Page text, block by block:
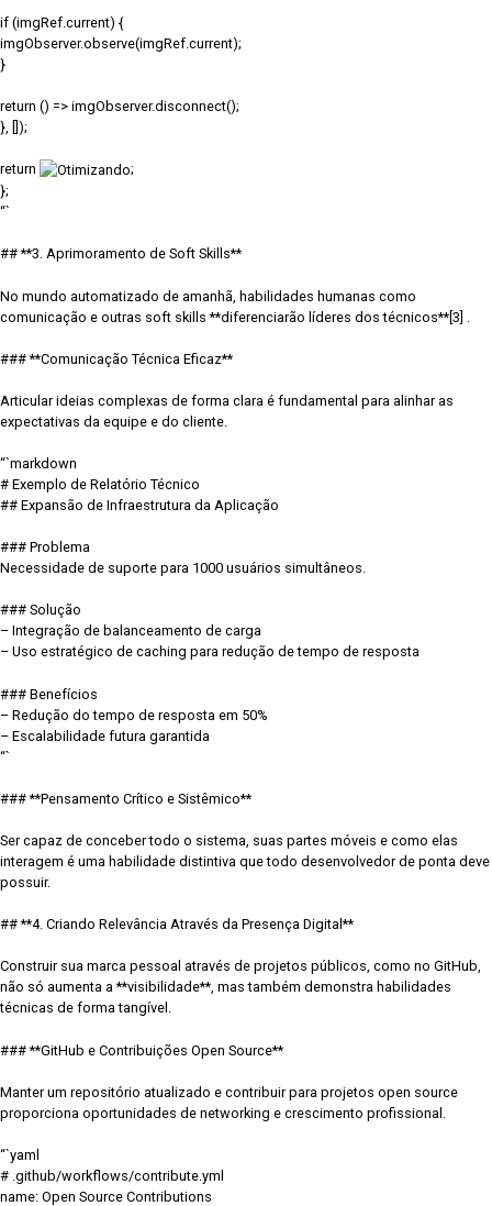
if (imgRef.current) {
imgObserver.observe(imgRef.current);
}
return () => imgObserver.disconnect();
}, []);
return
;
};
“`
## **3. Aprimoramento de Soft Skills**
No mundo automatizado de amanhã, habilidades humanas como
comunicação e outras soft skills **diferenciarão líderes dos técnicos**[3] .
### **Comunicação Técnica Eficaz**
Articular ideias complexas de forma clara é fundamental para alinhar as
expectativas da equipe e do cliente.
“`markdown
# Exemplo de Relatório Técnico
## Expansão de Infraestrutura da Aplicação
### Problema
Necessidade de suporte para 1000 usuários simultâneos.
### Solução
– Integração de balanceamento de carga
– Uso estratégico de caching para redução de tempo de resposta
### Benefícios
– Redução do tempo de resposta em 50%
– Escalabilidade futura garantida
“`
### **Pensamento Crítico e Sistêmico**
Ser capaz de conceber todo o sistema, suas partes móveis e como elas
interagem é uma habilidade distintiva que todo desenvolvedor de ponta deve
possuir.
## **4. Criando Relevância Através da Presença Digital**
Construir sua marca pessoal através de projetos públicos, como no GitHub,
não só aumenta a **visibilidade**, mas também demonstra habilidades
técnicas de forma tangível.
### **GitHub e Contribuições Open Source**
Manter um repositório atualizado e contribuir para projetos open source
proporciona oportunidades de networking e crescimento profissional.
“`yaml
# .github/workflows/contribute.yml
name: Open Source Contributions